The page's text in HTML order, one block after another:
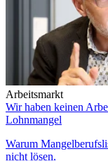
Arbeitsmarkt
Wir haben keinen
Lohnmangel
Warum
nicht lösen.